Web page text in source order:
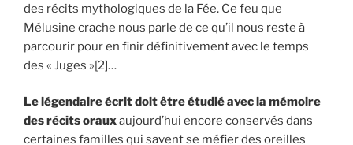
des récits mythologiques de la Fée. Ce feu que
Mélusine crache nous parle de ce qu’il nous reste à
parcourir pour en finir définitivement avec le temps
des « Juges »[2]…
Le légendaire écrit doit être étudié avec la mémoire
des récits orauxaujourd’hui encore conservés dans
certaines familles qui savent se méfier des oreilles